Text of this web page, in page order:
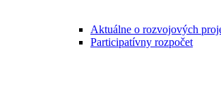
Aktuálne o rozvojových
Participatívny rozpočet